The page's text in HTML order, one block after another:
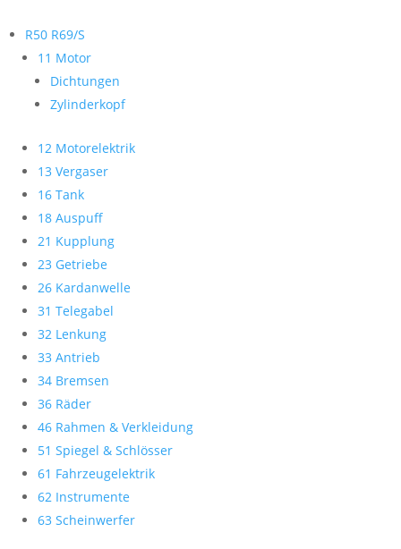
R50 R69/S
11 Motor
Dichtungen
Zylinderkopf
12 Motorelektrik
13 Vergaser
16 Tank
18 Auspuff
21 Kupplung
23 Getriebe
26 Kardanwelle
31 Telegabel
32 Lenkung
33 Antrieb
34 Bremsen
36 Räder
46 Rahmen & Verkleidung
51 Spiegel & Schlösser
61 Fahrzeugelektrik
62 Instrumente
63 Scheinwerfer